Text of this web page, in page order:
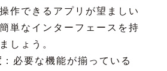
作できるアプリが望ましい
単なインターフェースを持
しょう。
：必要な機能が揃っている